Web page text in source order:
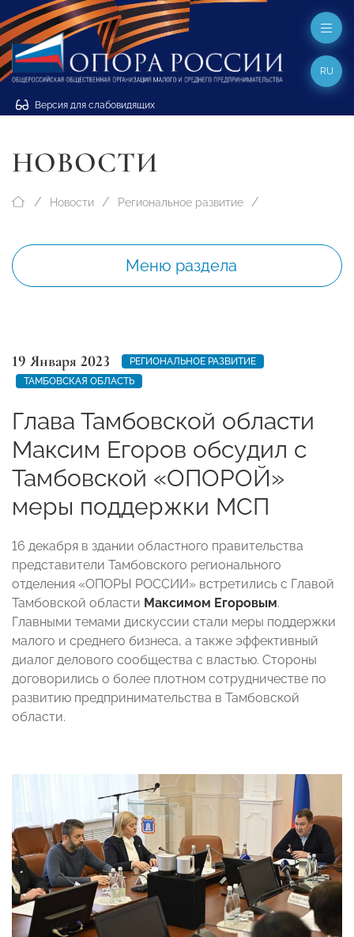
Версия для слабовидящих
RU
НОВОСТИ
Новости Региональное развитие
Меню раздела
19 Января 2023
РЕГИОНАЛЬНОЕ РАЗВИТИЕ
ТАМБОВСКАЯ ОБЛАСТЬ
Глава Тамбовской области
Максим Егоров обсудил с
Тамбовской «ОПОРОЙ»
меры поддержки МСП
16 декабря в здании областного правительства
представители Тамбовского регионального
отделения «ОПОРЫ РОССИИ» встретились с Главой
Тамбовской области Максимом Егоровым.
Главными темами дискуссии стали меры поддержки
малого и среднего бизнеса, а также эффективный
диалог делового сообщества с властью. Стороны
договорились о более плотном сотрудничестве по
развитию предпринимательства в Тамбовской
области.